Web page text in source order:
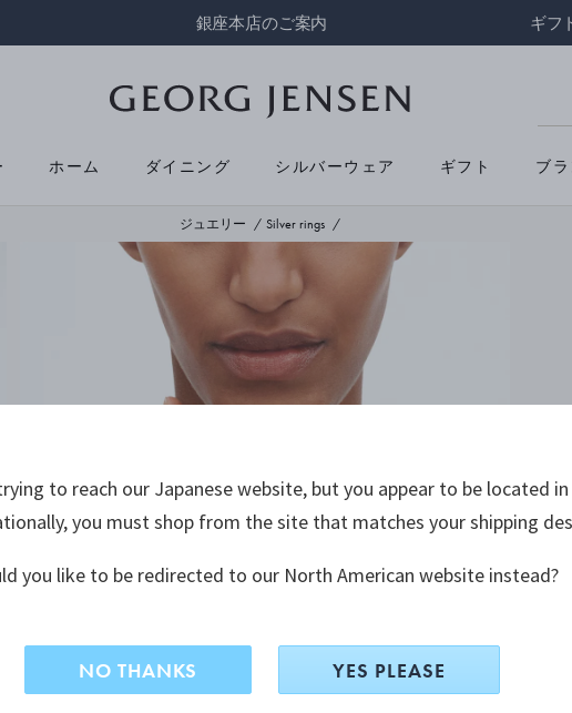
銀座本店のご案内 ギフ
ホーム ダイニング シルバーウェア ギフト ブ
ジュエリー Silver rings
to reach our Japanese website, but you appear to be located
you must shop from the site that matches your shipping
you like to be redirected to our North American website instead?
NO THANKS YES PLEASE